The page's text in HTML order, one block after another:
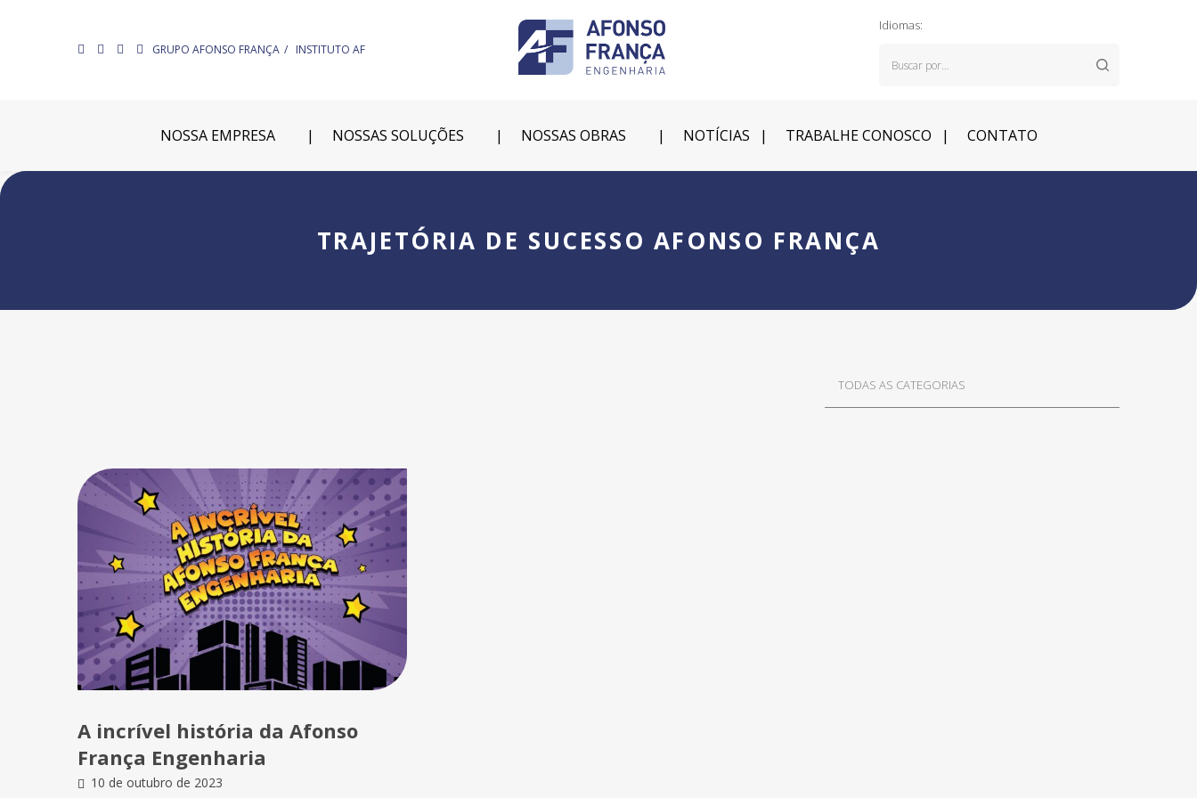
GRUPO AFONSO FRANÇA INSTITUTO AF
Idiomas:
NOSSA EMPRESA NOSSAS SOLUÇÕES NOSSAS OBRAS NOTÍCIAS TRABALHE CONOSCO CONTATO
TRAJETÓRIA DE SUCESSO AFONSO FRANÇA
A incrível história da Afonso
França Engenharia
10 de outubro de 2023